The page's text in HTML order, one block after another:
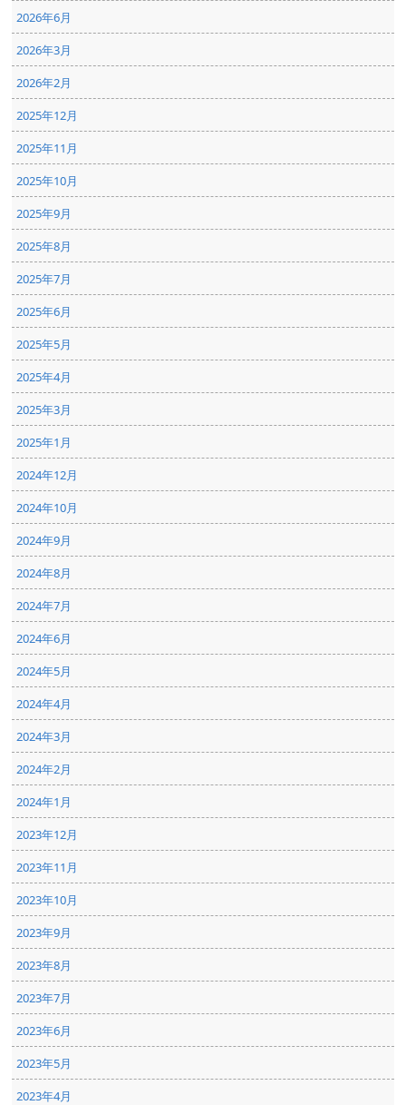
2026年6月
2026年3月
2026年2月
2025年12月
2025年11月
2025年10月
2025年9月
2025年8月
2025年7月
2025年6月
2025年5月
2025年4月
2025年3月
2025年1月
2024年12月
2024年10月
2024年9月
2024年8月
2024年7月
2024年6月
2024年5月
2024年4月
2024年3月
2024年2月
2024年1月
2023年12月
2023年11月
2023年10月
2023年9月
2023年8月
2023年7月
2023年6月
2023年5月
2023年4月